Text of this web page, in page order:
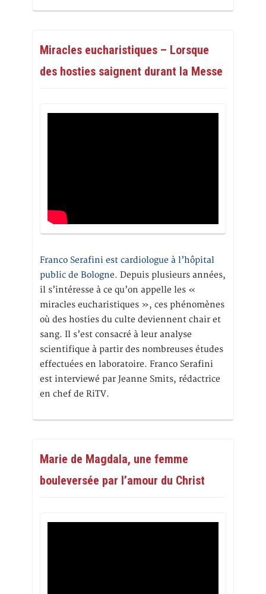
Miracles eucharistiques – Lorsque
des hosties saignent durant la Messe
Franco Serafini est cardiologue à l’hôpital
public de Bologne. Depuis plusieurs années,
il s’intéresse à ce qu’on appelle les «
miracles eucharistiques », ces phénomènes
où des hosties du culte deviennent chair et
sang. Il s’est consacré à leur analyse
scientifique à partir des nombreuses études
effectuées en laboratoire. Franco Serafini
est interviewé par Jeanne Smits, rédactrice
en chef de RiTV.
Marie de Magdala, une femme
bouleversée par l’amour du Christ